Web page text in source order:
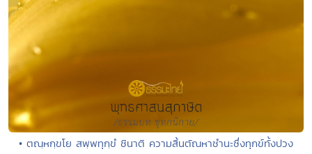
• ตณฺหกฺขโย สพฺพทุกฺขํ ชินาติ ความสิ้นตัณหาชำนะซึ่งทุกข์ทั้งปวง